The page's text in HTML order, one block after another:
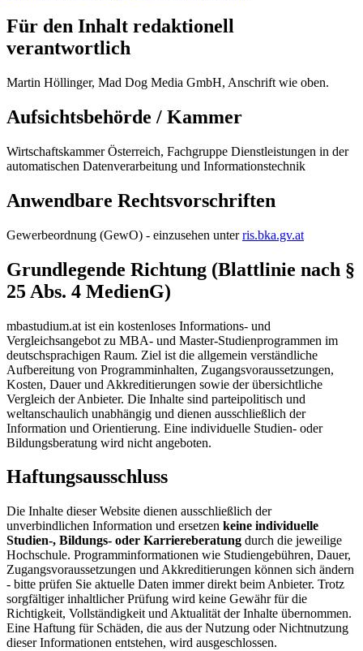
Für den Inhalt redaktionell
verantwortlich
Martin Höllinger, Mad Dog Media GmbH, Anschrift wie oben.
Aufsichtsbehörde / Kammer
Wirtschaftskammer Österreich, Fachgruppe Dienstleistungen in der
automatischen Datenverarbeitung und Informationstechnik
Anwendbare Rechtsvorschriften
Gewerbeordnung (GewO) - einzusehen unterris.bka.gv.at
Grundlegende Richtung (Blattlinie nach §
25 Abs. 4 MedienG)
mbastudium.at ist ein kostenloses Informations- und
Vergleichsangebot zu MBA- und Master-Studienprogrammen im
deutschsprachigen Raum. Ziel ist die allgemein verständliche
Aufbereitung von Programminhalten, Zugangsvoraussetzungen,
Kosten, Dauer und Akkreditierungen sowie der übersichtliche
Vergleich der Anbieter. Die Inhalte sind parteipolitisch und
weltanschaulich unabhängig und dienen ausschließlich der
Information und Orientierung. Eine individuelle Studien- oder
Bildungsberatung wird nicht angeboten.
Haftungsausschluss
Die Inhalte dieser Website dienen ausschließlich der
unverbindlichen Information und ersetzen keine individuelle
Studien-, Bildungs- oder Karriereberatung durch die jeweilige
Hochschule. Programminformationen wie Studiengebühren, Dauer,
Zugangsvoraussetzungen und Akkreditierungen können sich ändern
- bitte prüfen Sie aktuelle Daten immer direkt beim Anbieter. Trotz
sorgfältiger inhaltlicher Prüfung wird keine Gewähr für die
Richtigkeit, Vollständigkeit und Aktualität der Inhalte übernommen.
Eine Haftung für Schäden, die aus der Nutzung oder Nichtnutzung
dieser Informationen entstehen, wird ausgeschlossen.